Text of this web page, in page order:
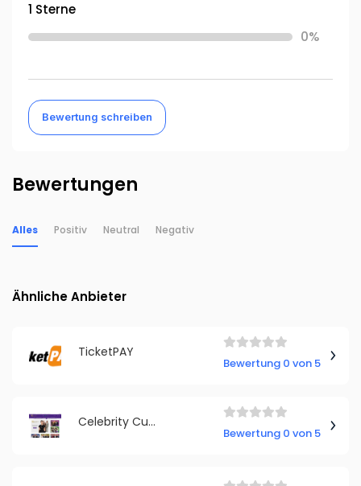
1 Sterne
0%
Bewertung schreiben
Bewertungen
Alles Positiv Neutral Negativ
Ähnliche Anbieter
TicketPAY
Bewertung 0 von 5
Celebrity Cutouts
Bewertung 0 von 5